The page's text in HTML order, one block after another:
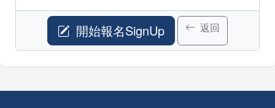
開始報名SignUp 返回